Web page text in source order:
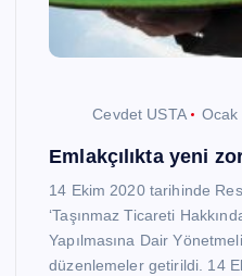
Cevdet USTA Ocak
Emlakçılıkta yeni
14 Ekim 2020 tarihinde
‘Taşınmaz Ticareti
Yapılmasına Dair
düzenlemeler getirildi. 14